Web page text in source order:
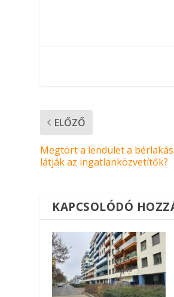
ELŐZŐ
Megtört a lendület a
látják az ingatlanközvetítők?
KAPCSOLÓDÓ